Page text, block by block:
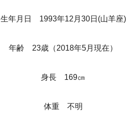
生年月日 1993年12月30日(山羊座)
年齢 23歳（2018年5月現在）
身長 169㎝
体重 不明